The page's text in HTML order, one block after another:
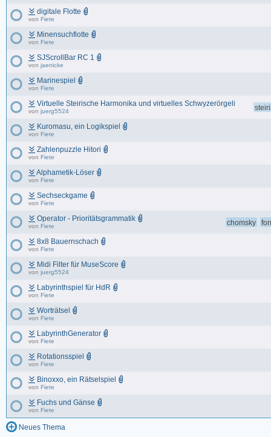
digitale Flotte
von Fiete
Minensuchflotte
von Fiete
SJScrollBar RC 1
von jaenicke
Marinespiel
von Fiete
Virtuelle Steirische Harmonika und virtuelles Schwyzerörgeli
von juerg5524
Kuromasu, ein Logikspiel
von Fiete
Zahlenpuzzle Hitori
von Fiete
Alphametik-Löser
von Fiete
Sechseckgame
von Fiete
chomsky
Operator - Prioritätsgrammatik
von Fiete
8x8 Bauernschach
von Fiete
Midi Filter für MuseScore
von juerg5524
Labyrinthspiel für HdR
von Fiete
Worträtsel
von Fiete
LabyrinthGenerator
von Fiete
Rotationsspiel
von Fiete
Binoxxo, ein Rätselspiel
von Fiete
Fuchs und Gänse
von Fiete
Neues Thema